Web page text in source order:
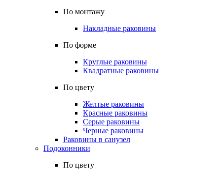
По монтажу
Накладные раковины
По форме
Круглые раковины
Квадратные раковины
По цвету
Желтые раковины
Красные раковины
Серые раковины
Черные раковины
Раковины в санузел
Подоконники
По цвету